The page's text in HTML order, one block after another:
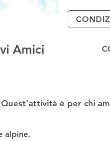
Amici
è per chi
alpine.